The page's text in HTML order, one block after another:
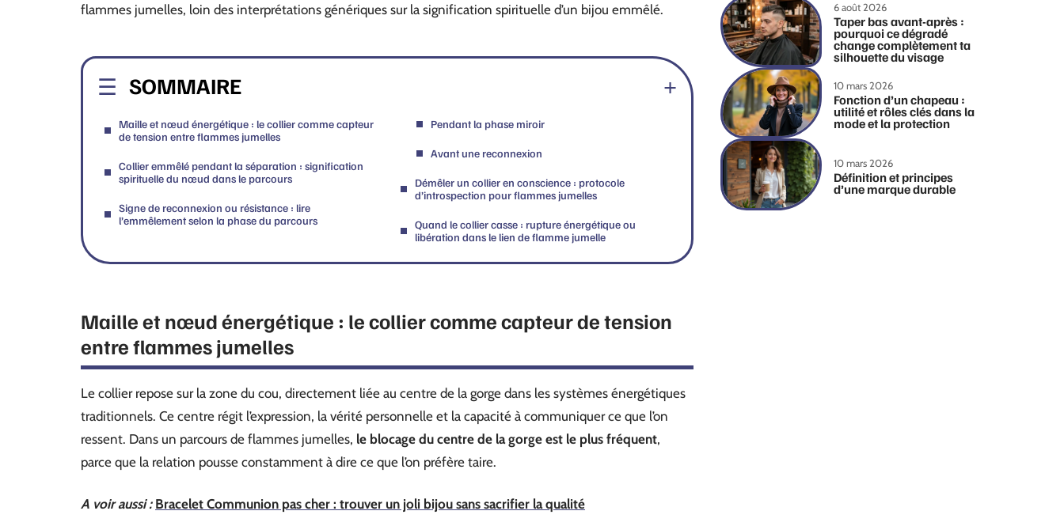
flammes jumelles, loin des interprétations génériques sur la signification spirituelle d’un bijou emmêlé.
SOMMAIRE
Maille et nœud énergétique : le collier comme capteur
de tension entre flammes jumelles
Collier emmêlé pendant la séparation : signification
spirituelle du nœud dans le parcours
Signe de reconnexion ou résistance : lire
l’emmêlement selon la phase du parcours
Pendant la phase miroir
Avant une reconnexion
Démêler un collier en conscience : protocole
d’introspection pour flammes jumelles
Quand le collier casse : rupture énergétique ou
libération dans le lien de flamme jumelle
Maille et nœud énergétique : le collier comme capteur de tension
entre flammes jumelles
Le collier repose sur la zone du cou, directement liée au centre de la gorge dans les systèmes énergétiques
traditionnels. Ce centre régit l’expression, la vérité personnelle et la capacité à communiquer ce que l’on
ressent. Dans un parcours de flammes jumelles, le blocage du centre de la gorge est le plus fréquent,
parce que la relation pousse constamment à dire ce que l’on préfère taire.
A voir aussi : Bracelet Communion pas cher : trouver un joli bijou sans sacrifier la qualité
6 août 2026
Taper bas avant-après :
pourquoi ce dégradé
change complètement ta
silhouette du visage
10 mars 2026
Fonction d’un chapeau :
utilité et rôles clés dans la
mode et la protection
10 mars 2026
Définition et principes
d’une marque durable